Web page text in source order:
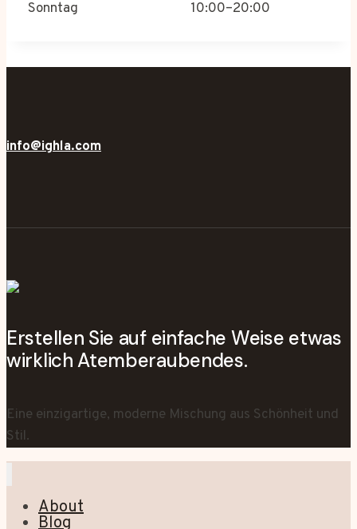
Sonntag
10:00–20:00
info@ighla.com
Erstellen Sie auf einfache Weise etwas
wirklich Atemberaubendes.
Eine einzigartige, moderne Mischung aus Schönheit und
Stil.
About
Blog